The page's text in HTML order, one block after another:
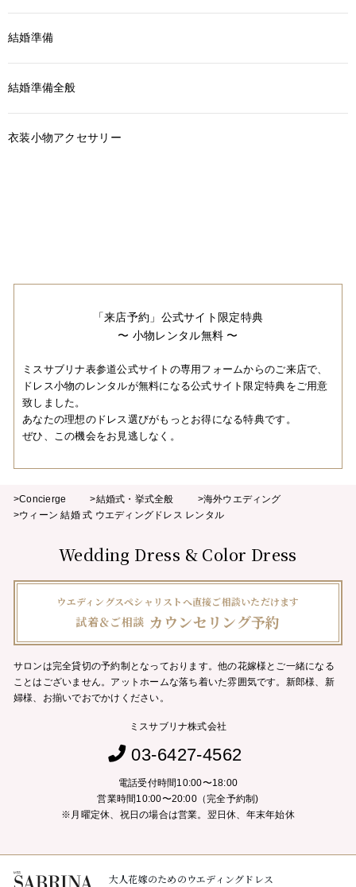
結婚準備
結婚準備全般
衣装小物アクセサリー
「来店予約」公式サイト限定特典
〜 小物レンタル無料 〜
ミスサブリナ表参道公式サイトの専用フォームからのご来店で、
ドレス小物のレンタルが無料になる公式サイト限定特典をご用意
致しました。
あなたの理想のドレス選びがもっとお得になる特典です。
ぜひ、この機会をお見逃しなく。
>Concierge >結婚式・挙式全般
>海外ウエディング
>ウィーン 結婚 式 ウエディングドレス レンタル
Wedding Dress & Color Dress
ウエディングスペシャリストへ直接ご相談いただけます
試着＆ご相談 カウンセリング予約
サロンは完全貸切の予約制となっております。他の花嫁様とご一緒になる
ことはございません。 アットホームな落ち着いた雰囲気です。新郎様、新
婦様、お揃いでおでかけください。
ミスサブリナ株式会社
03-6427-4562
電話受付時間10:00〜18:00
営業時間10:00〜20:00（完全予約制)
※月曜定休、祝日の場合は営業。翌日休、年末年始休
大人花嫁のためのウエディングドレス